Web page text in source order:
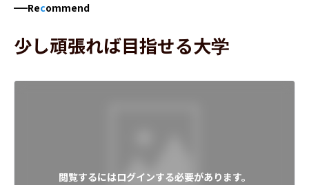
Recommend
少し頑張れば目指せる大学
閲覧するにはログインする必要があります。